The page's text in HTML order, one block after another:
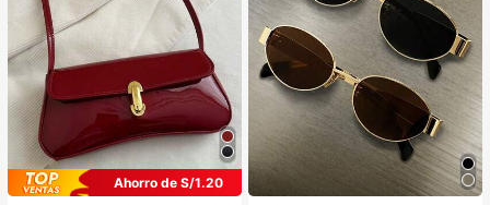
Ahorro de S/1.20